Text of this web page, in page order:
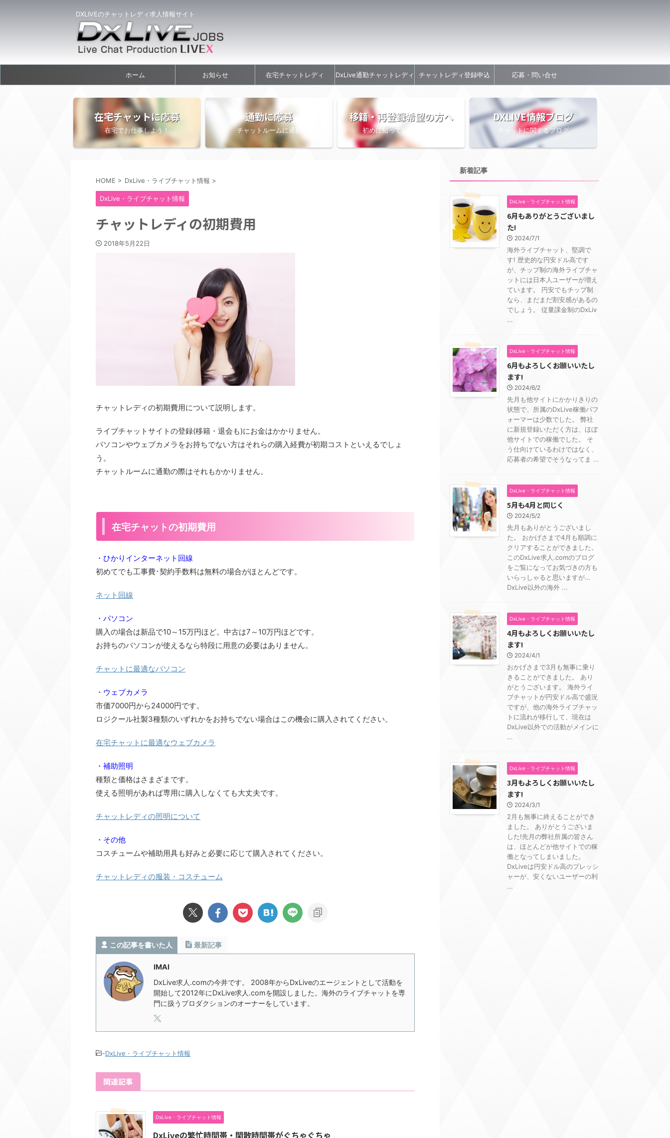
DXLIVEのチャットレディ求人情報サイト
ホーム お知らせ 在宅チャットレディ DxLive通勤チャットレディ チャットレディ登録申込 応募・問い合せ
在宅チャットに応募
在宅でお仕事しよう！
通勤に応募
チャットルームに通勤
移籍・再登録希望の方へ
初めに知っておきたい情報
DXLIVE情報ブログ
チャットに関するブログ
HOME > DxLive・ライブチャット情報 >
DxLive・ライブチャット情報
チャットレディの初期費用
2018年5月22日
チャットレディの初期費用について説明します。
ライブチャットサイトの登録(移籍・退会も)にお金はかかりません。
パソコンやウェブカメラをお持ちでない方はそれらの購入経費が初期コストといえるでしょ
う。
チャットルームに通勤の際はそれもかかりません。
在宅チャットの初期費用
・ひかりインターネット回線
初めてでも工事費･契約手数料は無料の場合がほとんどです。
ネット回線
・パソコン
購入の場合は新品で10～15万円ほど。中古は7～10万円ほどです。
お持ちのパソコンが使えるなら特段に用意の必要はありません。
チャットに最適なパソコン
・ウェブカメラ
市価7000円から24000円です。
ロジクール社製3種類のいずれかをお持ちでない場合はこの機会に購入されてください。
在宅チャットに最適なウェブカメラ
・補助照明
種類と価格はさまざまです。
使える照明があれば専用に購入しなくても大丈夫です。
チャットレディの照明について
・その他
コスチュームや補助用具も好みと必要に応じて購入されてください。
チャットレディの服装・コスチューム
この記事を書いた人 最新記事
IMAI
DxLive求人.comの今井です。 2008年からDxLiveのエージェントとして活動を
開始して2012年にDxLive求人.comを開設しました。海外のライブチャットを専
門に扱うプロダクションのオーナーをしています。
-DxLive・ライブチャット情報
関連記事
DxLive・ライブチャット情報
DxLiveの繁忙時間帯・閑散時間帯がぐちゃぐちゃ
新着記事
DxLive・ライブチャット情報
6月もありがとうございまし
た!
2024/7/1
海外ライブチャット、堅調で
す! 歴史的な円安ドル高です
が、チップ制の海外ライブチャ
ットには日本人ユーザーが増え
ています。 円安でもチップ制
なら、まだまだ割安感があるの
でしょう。 従量課金制のDxLiv
...
DxLive・ライブチャット情報
6月もよろしくお願いいたし
ます!
2024/6/2
先月も他サイトにかかりきりの
状態で、所属のDxLive稼働パフ
ォーマーは少数でした。 弊社
に新規登録いただく方は、ほぼ
他サイトでの稼働でした。 そ
う仕向けているわけではなく、
応募者の希望でそうなってま ...
DxLive・ライブチャット情報
5月も4月と同じく
2024/5/2
先月もありがとうございまし
た。 おかげさまで4月も順調に
クリアすることができました。
このDxLive求人.comのブログ
をご覧になってお気づきの方も
いらっしゃると思いますが…
DxLive以外の海外 ...
DxLive・ライブチャット情報
4月もよろしくお願いいたし
ます!
2024/4/1
おかげさまで3月も無事に乗り
きることができました。 あり
がとうございます。 海外ライ
ブチャットが円安ドル高で盛況
ですが、他の海外ライブチャッ
トに流れが移行して、現在は
DxLive以外での活動がメインに
...
DxLive・ライブチャット情報
3月もよろしくお願いいたし
ます!
2024/3/1
2月も無事に終えることができ
ました。 ありがとうございま
した!先月の弊社所属の皆さん
は、ほとんどが他サイトでの稼
働となってしまいました。
DxLiveは円安ドル高のプレッシ
ャーが、安くないユーザーの利
...